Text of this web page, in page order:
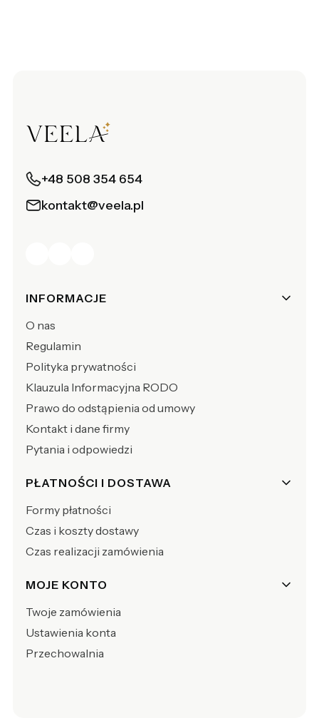
+48 508 354 654
kontakt@veela.pl
Linki w stopce
INFORMACJE
O nas
Regulamin
Polityka prywatności
Klauzula Informacyjna RODO
Prawo do odstąpienia od umowy
Kontakt i dane firmy
Pytania i odpowiedzi
PŁATNOŚCI I DOSTAWA
Formy płatności
Czas i koszty dostawy
Czas realizacji zamówienia
MOJE KONTO
Twoje zamówienia
Ustawienia konta
Przechowalnia